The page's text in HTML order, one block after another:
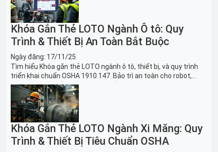
Khóa Gắn Thẻ LOTO Ngành Ô tô: Quy
Trình & Thiết Bị An Toàn Bắt Buộc
Ngày đăng: 17/11/25
Tìm hiểu Khóa gắn thẻ LOTO ngành ô tô, thiết bị, và quy trình
triển khai chuẩn OSHA 1910.147. Bảo trì an toàn cho robot,
băng tải sản xuất ô tô và dây chuyền lắp ráp xe hơi.
Khóa Gắn Thẻ LOTO Ngành Xi Măng: Quy
Trình & Thiết Bị Tiêu Chuẩn OSHA